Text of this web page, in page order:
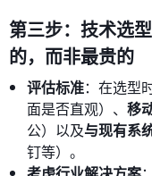
第三步：技术选
的，而非最贵的
评估标准：在选型
面是否直观）、 移
公）以及与现有系
钉等）。